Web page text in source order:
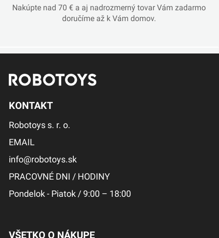
Nakúpte nad 70 € a aj nadrozmerný tovar Vám zadarmo
doručíme až k Vám domov.
KONTAKT
Robotoys s. r. o.
EMAIL
info@robotoys.sk
PRACOVNÉ DNI / HODINY
Pondelok - Piatok / 9:00 – 18:00
VŠETKO O NÁKUPE